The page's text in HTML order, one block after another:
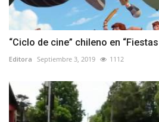
“Ciclo de cine” chileno en
Editora Septiembre 3, 2019 1112